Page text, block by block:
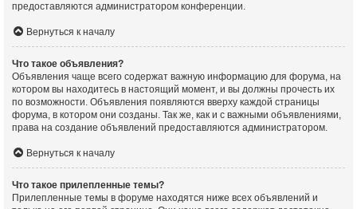
предоставляются администратором конференции.
Вернуться к началу
Что такое объявления?
Объявления чаще всего содержат важную информацию для форума, на
котором вы находитесь в настоящий момент, и вы должны прочесть их
по возможности. Объявления появляются вверху каждой страницы
форума, в котором они созданы. Так же, как и с важными объявлениями,
права на создание объявлений предоставляются администратором.
Вернуться к началу
Что такое прилепленные темы?
Прилепленные темы в форуме находятся ниже всех объявлений и